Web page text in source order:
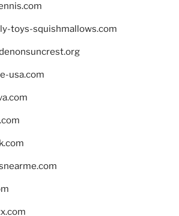
toys-squishmallows.com
usa.com